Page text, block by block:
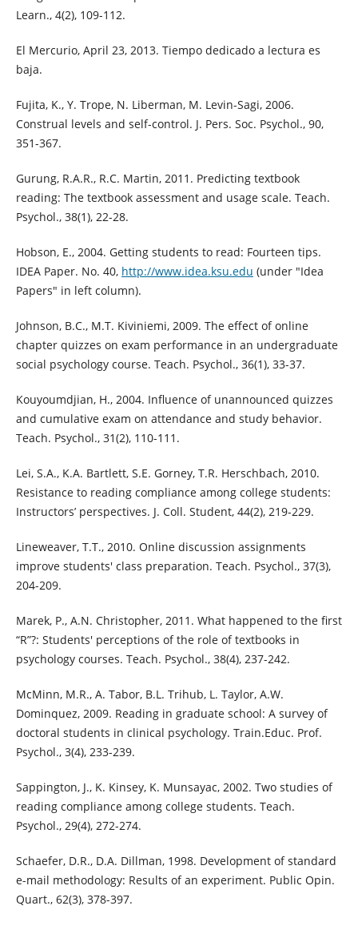
Learn., 4(2), 109-112.
El Mercurio, April 23, 2013. Tiempo dedicado a lectura es
baja.
Fujita, K., Y. Trope, N. Liberman, M. Levin-Sagi, 2006.
Construal levels and self-control. J. Pers. Soc. Psychol., 90,
351-367.
Gurung, R.A.R., R.C. Martin, 2011. Predicting textbook
reading: The textbook assessment and usage scale. Teach.
Psychol., 38(1), 22-28.
Hobson, E., 2004. Getting students to read: Fourteen tips.
IDEA Paper. No. 40, http://www.idea.ksu.edu (under "Idea
Papers" in left column).
Johnson, B.C., M.T. Kiviniemi, 2009. The effect of online
chapter quizzes on exam performance in an undergraduate
social psychology course. Teach. Psychol., 36(1), 33-37.
Kouyoumdjian, H., 2004. Influence of unannounced quizzes
and cumulative exam on attendance and study behavior.
Teach. Psychol., 31(2), 110-111.
Lei, S.A., K.A. Bartlett, S.E. Gorney, T.R. Herschbach, 2010.
Resistance to reading compliance among college students:
Instructors’ perspectives. J. Coll. Student, 44(2), 219-229.
Lineweaver, T.T., 2010. Online discussion assignments
improve students' class preparation. Teach. Psychol., 37(3),
204-209.
Marek, P., A.N. Christopher, 2011. What happened to the first
“R”?: Students' perceptions of the role of textbooks in
psychology courses. Teach. Psychol., 38(4), 237-242.
McMinn, M.R., A. Tabor, B.L. Trihub, L. Taylor, A.W.
Dominquez, 2009. Reading in graduate school: A survey of
doctoral students in clinical psychology. Train.Educ. Prof.
Psychol., 3(4), 233-239.
Sappington, J., K. Kinsey, K. Munsayac, 2002. Two studies of
reading compliance among college students. Teach.
Psychol., 29(4), 272-274.
Schaefer, D.R., D.A. Dillman, 1998. Development of standard
e-mail methodology: Results of an experiment. Public Opin.
Quart., 62(3), 378-397.